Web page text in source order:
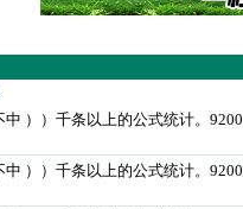
中 ））千条以上的公式统计。9200
中 ））千条以上的公式统计。9200